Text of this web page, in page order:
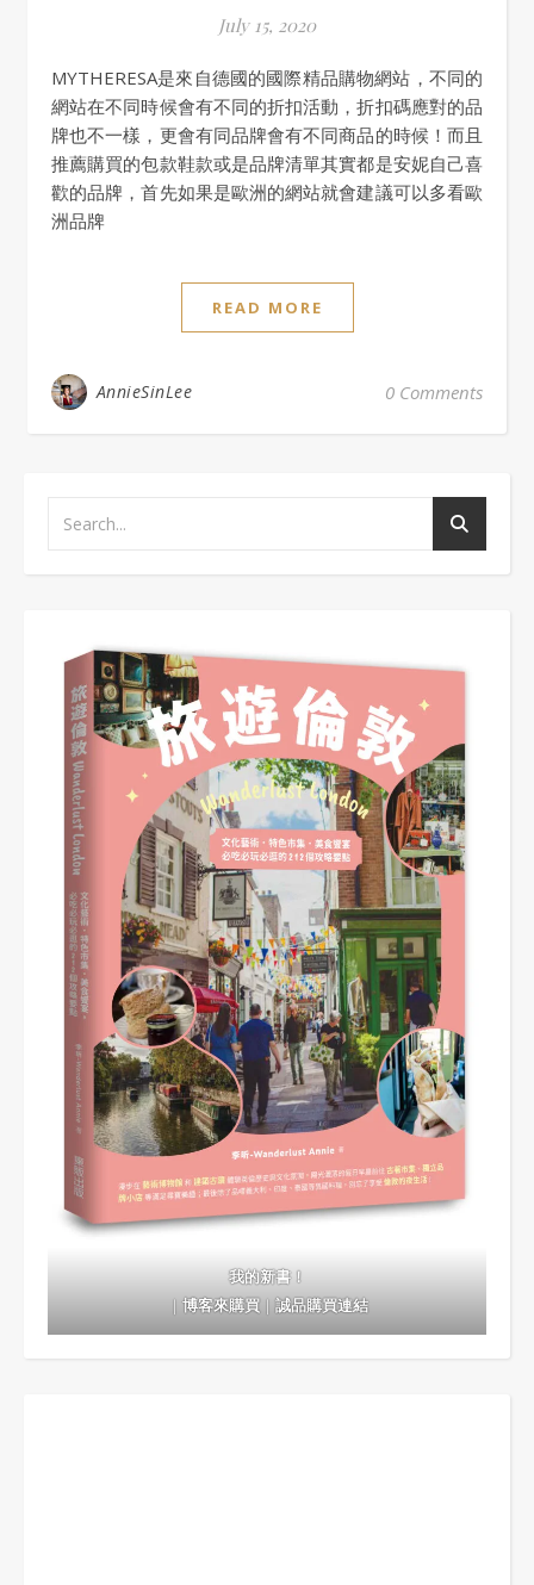
July 15, 2020
MYTHERESA是來自德國的國際精品購物網站，不同的
網站在不同時候會有不同的折扣活動，折扣碼應對的品
牌也不一樣，更會有同品牌會有不同商品的時候！而且
推薦購買的包款鞋款或是品牌清單其實都是安妮自己喜
歡的品牌，首先如果是歐洲的網站就會建議可以多看歐
洲品牌
READ MORE
AnnieSinLee 0 Comments
我的新書！
｜博客來購買｜誠品購買連結